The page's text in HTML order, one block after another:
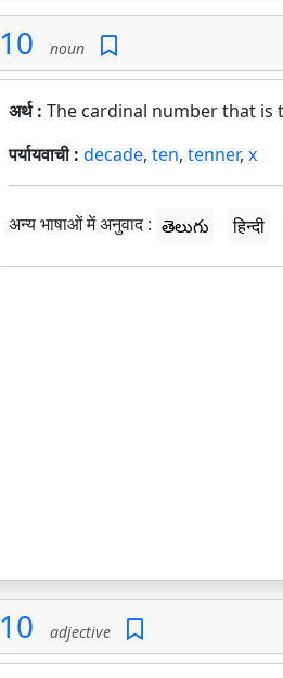
10 noun
अर्थ : The cardinal number that is
पर्यायवाची : decade, ten, tenner, x
अन्य भाषाओं में अनुवाद : తెలుగు हिन्दी
10 adjective